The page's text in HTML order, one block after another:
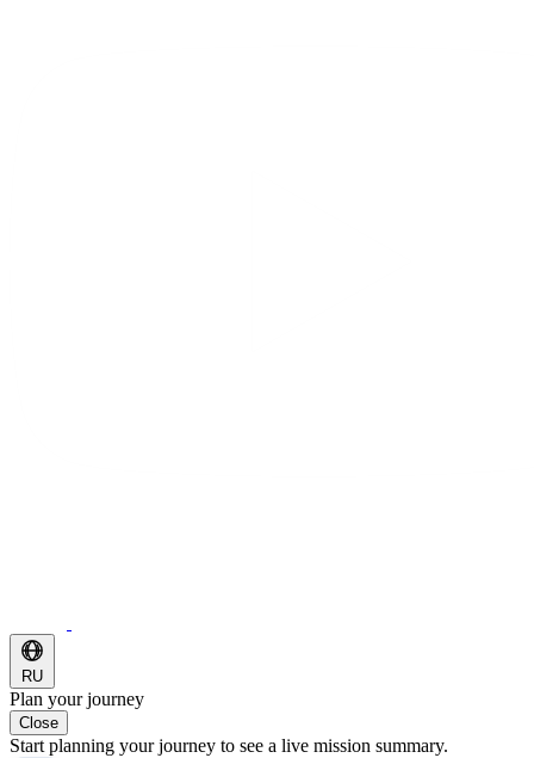
RU
Plan your journey
Close
Start planning your journey to see a live mission summary.